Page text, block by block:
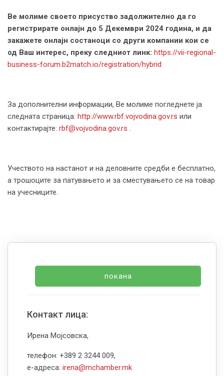
Ве молиме своето присуство задолжително да го
регистрирате онлајн до 5 Декември 2024 година, и да
закажете онлајн состаноци со други компании кои се
од Ваш интерес, преку следниот линк: https://vii-regional-
business-forum.b2match.io/registration/hybrid
За дополнителни информации, Ве молиме погледнете ја
следната страница: http://www.rbf.vojvodina.gov.rs или
контактирајте: rbf@vojvodina.gov.rs .
Учеството на настанот и на деловните средби е бесплатно,
а трошоците за патувањето и за сместувањето се на товар
на учесниците.
покана
Контакт лица:
Ирена Мојсовска,
телефон: +389 2 3244 009,
е-адреса: irena@mchamber.mk